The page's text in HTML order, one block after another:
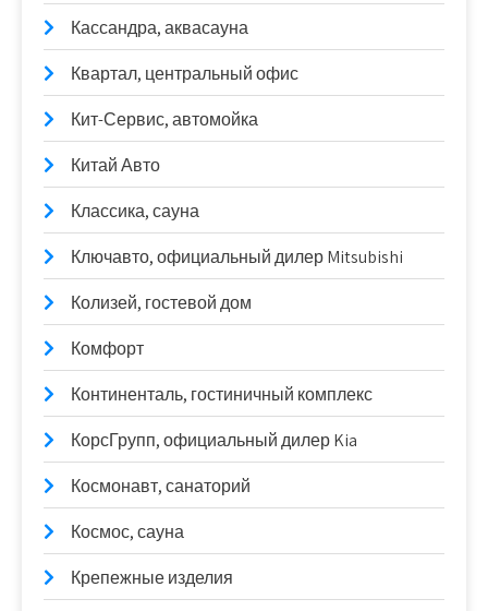
Кассандра, аквасауна
Квартал, центральный офис
Кит-Сервис, автомойка
Китай Авто
Классика, сауна
Ключавто, официальный дилер Mitsubishi
Колизей, гостевой дом
Комфорт
Континенталь, гостиничный комплекс
КорсГрупп, официальный дилер Kia
Космонавт, санаторий
Космос, сауна
Крепежные изделия